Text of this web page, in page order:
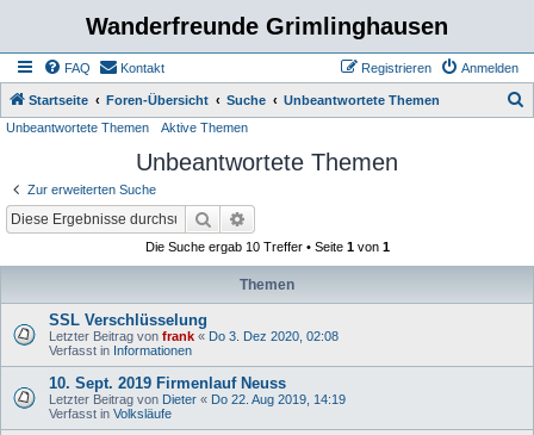
Wanderfreunde Grimlinghausen
FAQ Kontakt Anmelden
Registrieren
Startseite Foren-Übersicht Suche Unbeantwortete Themen
Unbeantwortete Themen Aktive Themen
Unbeantwortete Themen
Zur erweiterten Suche
Suche
Die Suche ergab 10 Treffer • Seite 1von 1
Themen
SSL Verschlüsselung
Letzter Beitrag von frank « Do 3. Dez 2020, 02:08
Verfasst in Informationen
10. Sept. 2019 Firmenlauf Neuss
Letzter Beitrag von Dieter « Do 22. Aug 2019, 14:19
Verfasst in Volksläufe